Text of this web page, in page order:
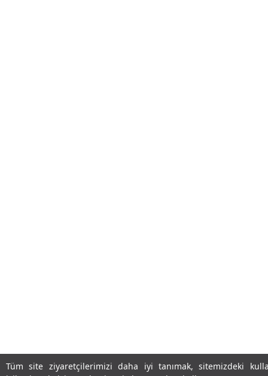
Tüm site ziyaretçilerimizi daha iyi tanımak, sitemizdeki